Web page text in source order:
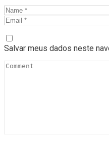
Salvar meus dados neste